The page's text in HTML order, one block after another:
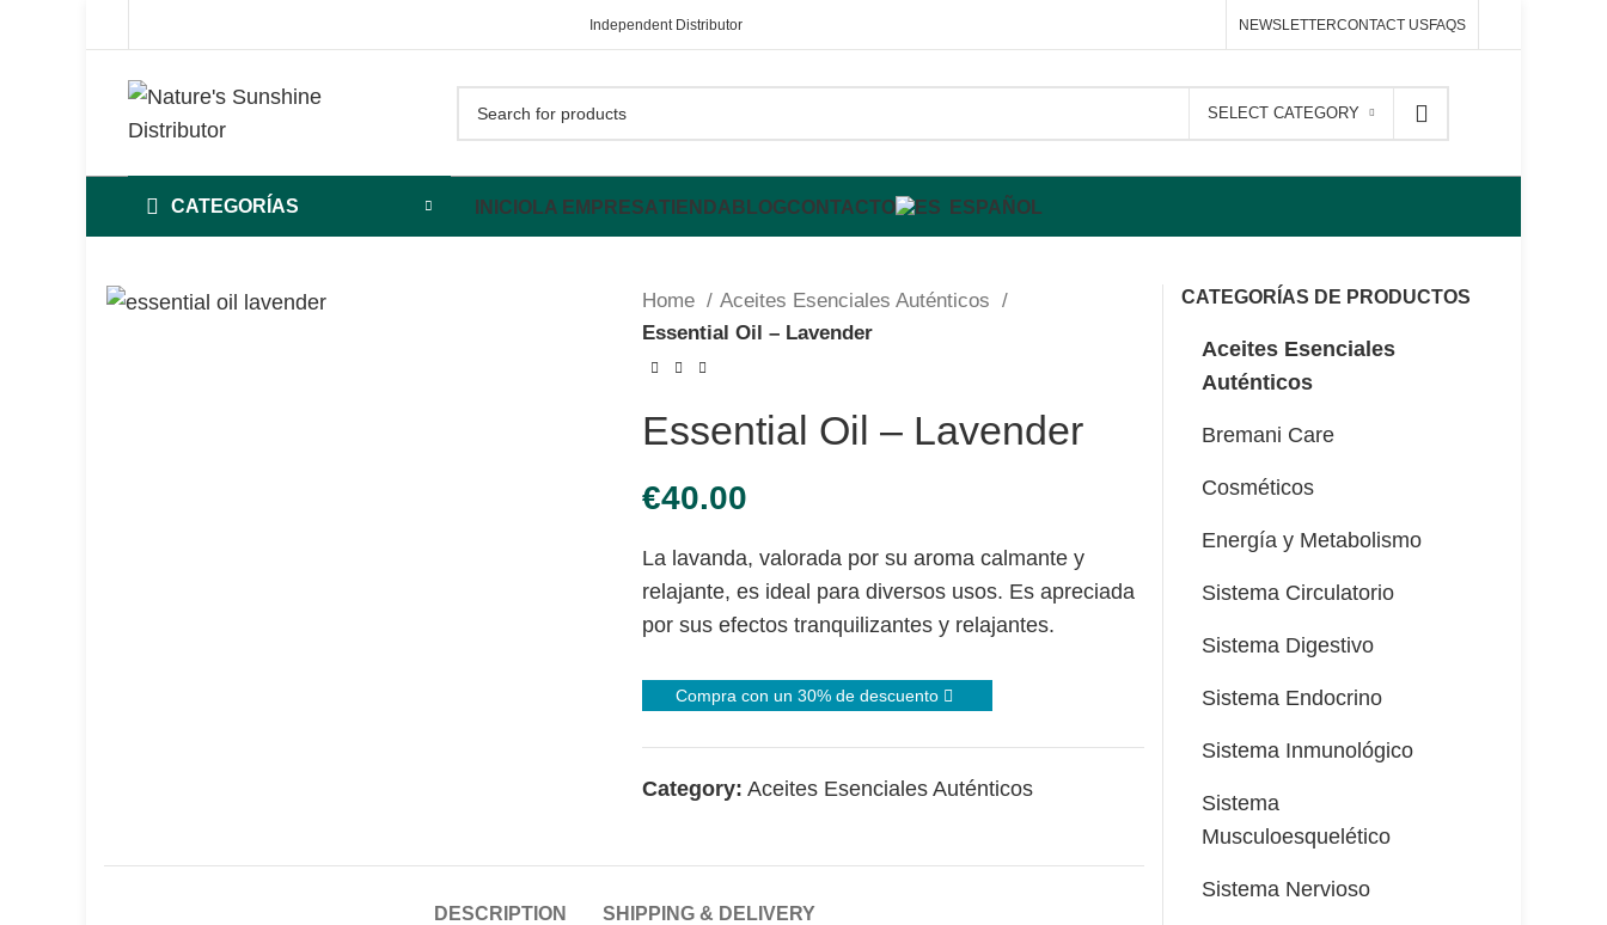
Independent Distributor NEWSLETTERCONTACT USFAQS
SELECT CATEGORY
CATEGORÍAS INICIOLA EMPRESATIENDA BLOGCONTACTO ESPAÑOL
Home
Aceites Esenciales Auténticos
Essential Oil – Lavender
Essential Oil – Lavender
€
La lavanda, valorada por su aroma calmante y
relajante, es ideal para diversos usos. Es apreciada
por sus efectos tranquilizantes y relajantes.
Compra con un 30% de descuento
Category: Aceites Esenciales Auténticos
DESCRIPTION SHIPPING & DELIVERY
CATEGORÍAS DE PRODUCTOS
Aceites Esenciales
Auténticos
Bremani Care
Cosméticos
Energía y Metabolismo
Sistema Circulatorio
Sistema Digestivo
Sistema Endocrino
Sistema Inmunológico
Sistema
Musculoesquelético
Sistema Nervioso